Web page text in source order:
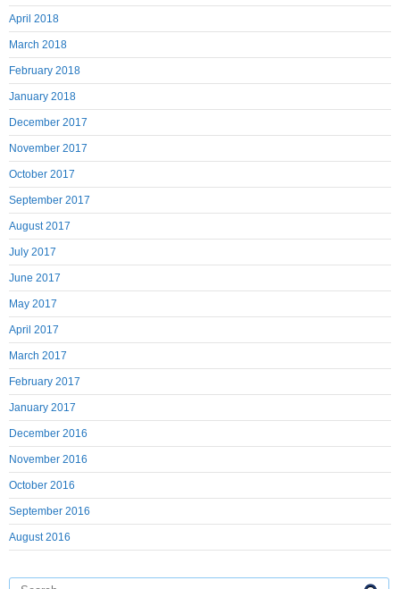
April 2018
March 2018
February 2018
January 2018
December 2017
November 2017
October 2017
September 2017
August 2017
July 2017
June 2017
May 2017
April 2017
March 2017
February 2017
January 2017
December 2016
November 2016
October 2016
September 2016
August 2016